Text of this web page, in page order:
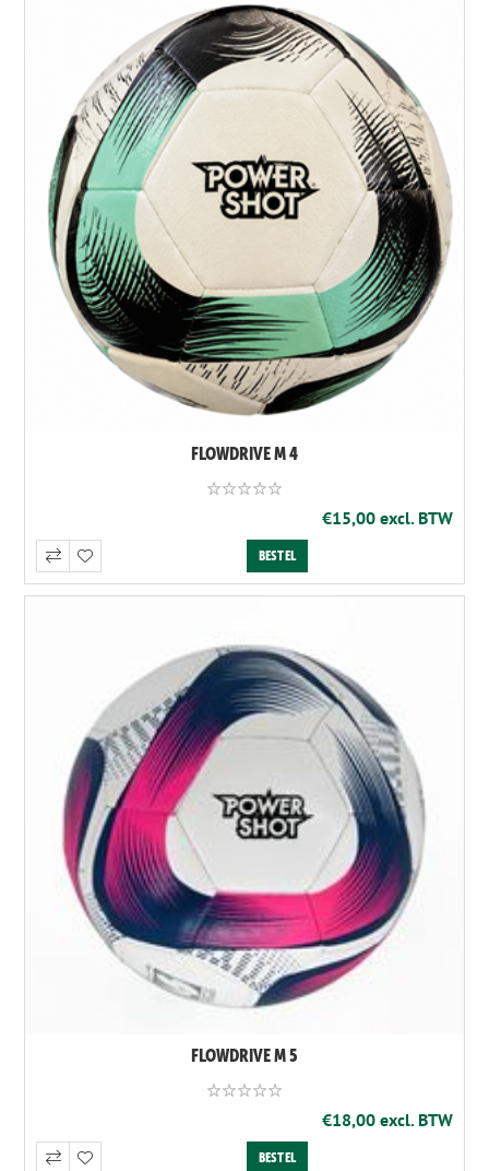
FLOWDRIVE M 4
€15,00 excl. BTW
FLOWDRIVE M 5
€18,00 excl. BTW